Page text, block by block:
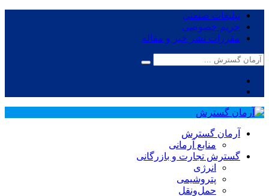
تبلیغات صنعتی
حریم خصوصی
مقررات نشر خبر و مقاله
آرمان گسترش
منابع آرمانی
گسترش تجارت و بازرگانی
انرژی
پتروشیمی
حمل‌و‌نقل